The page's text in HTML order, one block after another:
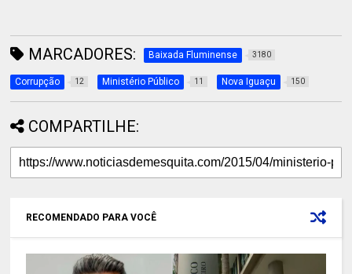
MARCADORES: Baixada Fluminense 3180
Corrupção 12 Ministério Público 11 Nova Iguaçu 150
COMPARTILHE:
RECOMENDADO PARA VOCÊ